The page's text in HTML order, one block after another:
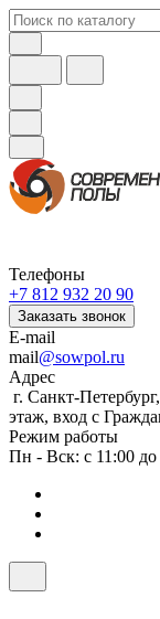
Телефоны
+7 812 932 20 90
Заказать звонок
E-mail
mail@sowpol.ru
Адрес
г. Санкт-
этаж, вход с
Режим работы
Пн - Вск: с 11:00 до